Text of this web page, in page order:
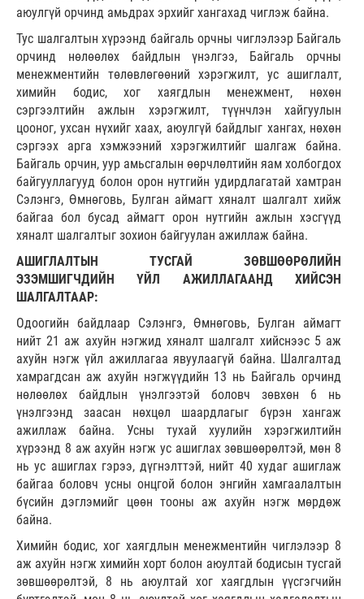
аюулгүй орчинд амьдрах эрхийг хангахад чиглэж байна.
Тус шалгалтын хүрээнд байгаль орчны чиглэлээр Байгаль
орчинд нөлөөлөх байдлын үнэлгээ, Байгаль орчны
менежментийн төлөвлөгөөний хэрэгжилт, ус ашиглалт,
химийн бодис, хог хаягдлын менежмент, нөхөн
сэргээлтийн ажлын хэрэгжилт, түүнчлэн хайгуулын
цооног, ухсан нүхийг хаах, аюулгүй байдлыг хангах, нөхөн
сэргээх арга хэмжээний хэрэгжилтийг шалгаж байна.
Байгаль орчин, уур амьсгалын өөрчлөлтийн яам холбогдох
байгууллагууд болон орон нутгийн удирдлагатай хамтран
Сэлэнгэ, Өмнөговь, Булган аймагт хяналт шалгалт хийж
байгаа бол бусад аймагт орон нутгийн ажлын хэсгүүд
хяналт шалгалтыг зохион байгуулан ажиллаж байна.
АШИГЛАЛТЫН ТУСГАЙ ЗӨВШӨӨРӨЛИЙН
ЭЗЭМШИГЧДИЙН ҮЙЛ АЖИЛЛАГААНД ХИЙСЭН
ШАЛГАЛТААР:
Одоогийн байдлаар Сэлэнгэ, Өмнөговь, Булган аймагт
нийт 21 аж ахуйн нэгжид хяналт шалгалт хийснээс 5 аж
ахуйн нэгж үйл ажиллагаа явуулаагүй байна. Шалгалтад
хамрагдсан аж ахуйн нэгжүүдийн 13 нь Байгаль орчинд
нөлөөлөх байдлын үнэлгээтэй боловч зөвхөн 6 нь
үнэлгээнд заасан нөхцөл шаардлагыг бүрэн хангаж
ажиллаж байна. Усны тухай хуулийн хэрэгжилтийн
хүрээнд 8 аж ахуйн нэгж ус ашиглах зөвшөөрөлтэй, мөн 8
нь ус ашиглах гэрээ, дүгнэлттэй, нийт 40 худаг ашиглаж
байгаа боловч усны онцгой болон энгийн хамгаалалтын
бүсийн дэглэмийг цөөн тооны аж ахуйн нэгж мөрдөж
байна.
Химийн бодис, хог хаягдлын менежментийн чиглэлээр 8
аж ахуйн нэгж химийн хорт болон аюултай бодисын тусгай
зөвшөөрөлтэй, 8 нь аюултай хог хаягдлын үүсгэгчийн